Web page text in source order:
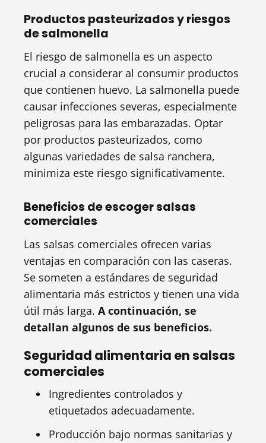
Productos pasteurizados y riesgos
de salmonella
El riesgo de salmonella es un aspecto
crucial a considerar al consumir productos
que contienen huevo. La salmonella puede
causar infecciones severas, especialmente
peligrosas para las embarazadas. Optar
por productos pasteurizados, como
algunas variedades de salsa ranchera,
minimiza este riesgo significativamente.
Beneficios de escoger salsas
comerciales
Las salsas comerciales ofrecen varias
ventajas en comparación con las caseras.
Se someten a estándares de seguridad
alimentaria más estrictos y tienen una vida
útil más larga. A continuación, se
detallan algunos de sus beneficios.
Seguridad alimentaria en salsas
comerciales
Ingredientes controlados y
etiquetados adecuadamente.
Producción bajo normas sanitarias y